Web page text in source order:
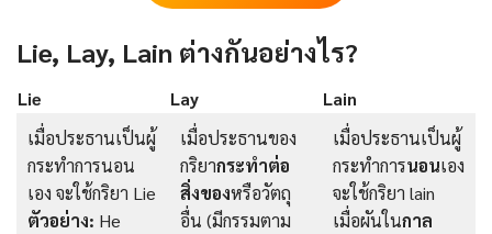
Lie, Lay, Lain ต่างกันอย่างไร?
Lie Lay
Lain
เมื่อประธานเป็นผู้
กระทำการนอน
เอง จะใช้กริยา Lie
ตัวอย่าง: He
เมื่อประธานของ
กริยากระทำต่อ
สิ่งของหรือวัตถุ
อื่น (มีกรรมตาม
เมื่อประธานเป็นผู้
กระทำการนอนเอง
จะใช้กริยา lain
เมื่อผันในกาล